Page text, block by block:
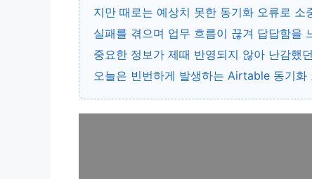
지만 때로는 예상치 못한 동기화 오류로 소
실패를 겪으며 업무 흐름이 끊겨 답답함을
중요한 정보가 제때 반영되지 않아 난감했
오늘은 빈번하게 발생하는 Airtable 동기